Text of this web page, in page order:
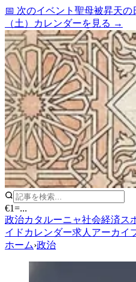
📅 次のイベント 聖母被昇天の
（土）
カレンダーを見る →
€1=...
政治カタルーニャ社会経済ス
イド カレンダー求人 アーカイ
ホーム›政治